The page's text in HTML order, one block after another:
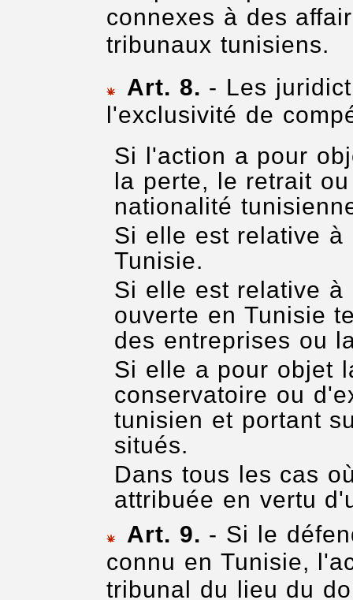
connexes à des
tribunaux tunisiens.
Art. 8. - Les
l'exclusivité de
Si l'action a pour
la perte, le retrait
nationalité
Si elle est relative à
Tunisie.
Si elle est relative à
ouverte en Tunisie
des entreprises ou
Si elle a pour objet
conservatoire ou
tunisien et portant
situés.
Dans tous les cas
attribuée en vertu
Art. 9. - Si le
connu en Tunisie,
tribunal du lieu du